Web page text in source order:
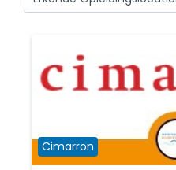
Cursuscategorieën
Cursuscategorie
Cimarron